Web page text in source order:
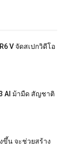
V จัดสเปกวิดีโอ
AI ม้ามืด สัญชาติ
ขึ้น จะช่วยสร้าง